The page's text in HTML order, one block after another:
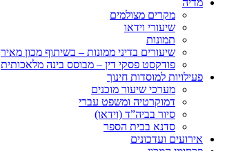
מדיה
מקרים מצולמים
שיעורי וידאו
תמונות
שיעורים בדיני ממונות – בשיתוף מכון מאיר
פודקסט פסקי דין – מבוסס בינה מלאכותית
פעילויות למוסדות חינוך
מערכי שיעור מוכנים
דמוקרטיה ומשפט עברי
סיור בביה”ד (וידאו)
סדנא בבית הספר
אירועים ועדכונים